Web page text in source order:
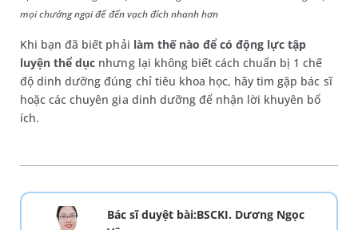
mọi chướng ngại để đến vạch đích nhanh hơn
Khi bạn đã biết phải làm thế nào để có động lực tập
luyện thể dục nhưng lại không biết cách chuẩn bị 1 chế
độ dinh dưỡng đúng chỉ tiêu khoa học, hãy tìm gặp bác sĩ
hoặc các chuyên gia dinh dưỡng để nhận lời khuyên bổ
ích.
Bác sĩ duyệt bài:BSCKI. Dương Ngọc